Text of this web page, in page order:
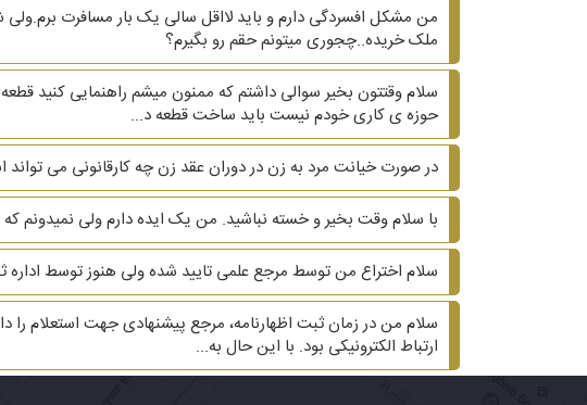
من مشکل افسردگی دارم و باید لااقل سالی یک بار مسافرت
ملک خریده..چجوری میتونم حقم رو بگیرم؟
سلام وقتتون بخیر سوالی داشتم که ممنون میشم راهنمایی کنید
حوزه ی کاری خودم نیست باید ساخت قطعه د...
در صورت خیانت مرد به زن در دوران عقد زن چه کارقانونی می تواند
با سلام وقت بخیر و خسته نباشید. من یک ایده دارم ولی نمیدونم که
سلام اختراع من توسط مرجع علمی تایید شده ولی هنوز توسط
سلام من در زمان ثبت اظهارنامه، مرجع پیشنهادی جهت استعلام را
ارتباط الکترونیکی بود. با این حال به...